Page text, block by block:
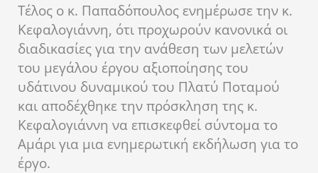
Τέλος ο κ. Παπαδόπουλος ενημέρωσε την κ.
Κεφαλογιάννη, ότι προχωρούν κανονικά οι
διαδικασίες για την ανάθεση των μελετών
του μεγάλου έργου αξιοποίησης του
υδάτινου δυναμικού του Πλατύ Ποταμού
και αποδέχθηκε την πρόσκληση της κ.
Κεφαλογιάννη να επισκεφθεί σύντομα το
Αμάρι για μια ενημερωτική εκδήλωση για το
έργο.